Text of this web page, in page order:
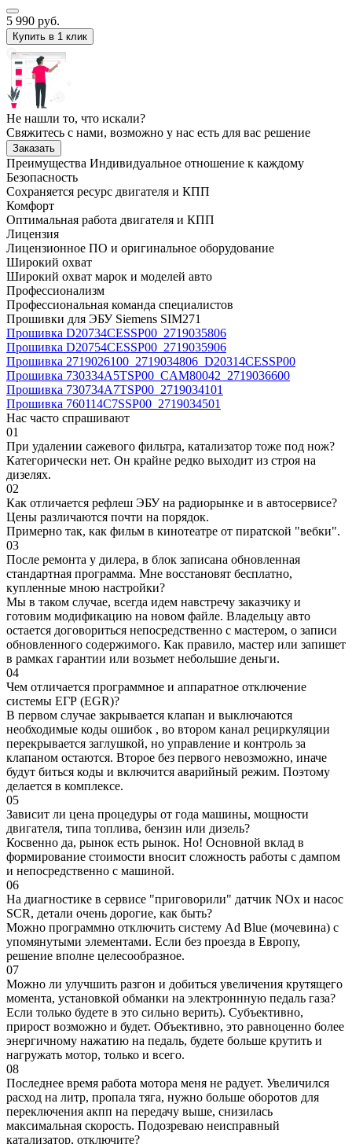
5 990 руб.
Купить в 1 клик
Не нашли то, что искали?
Свяжитесь с нами, возможно у нас есть для вас решение
Заказать
Преимущества Индивидуальное отношение к каждому
Безопасность
Сохраняется ресурс двигателя и КПП
Комфорт
Оптимальная работа двигателя и КПП
Лицензия
Лицензионное ПО и оригинальное оборудование
Широкий охват
Широкий охват марок и моделей авто
Профессионализм
Профессиональная команда специалистов
Прошивки для ЭБУ Siemens SIM271
Прошивка D20734CESSP00_2719035806
Прошивка D20754CESSP00_2719035906
Прошивка 2719026100_2719034806_D20314CESSP00
Прошивка 730334A5TSP00_CAM80042_2719036600
Прошивка 730734A7TSP00_2719034101
Прошивка 760114C7SSP00_2719034501
Нас часто спрашивают
01
При удалении сажевого фильтра, катализатор тоже под нож?
Категорически нет. Он крайне редко выходит из строя на
дизелях.
02
Как отличается рефлеш ЭБУ на радиорынке и в автосервисе?
Цены различаются почти на порядок.
Примерно так, как фильм в кинотеатре от пиратской "вебки".
03
После ремонта у дилера, в блок записана обновленная
стандартная программа. Мне восстановят бесплатно,
купленные мною настройки?
Мы в таком случае, всегда идем навстречу заказчику и
готовим модификацию на новом файле. Владельцу авто
остается договориться непосредственно с мастером, о записи
обновленного содержимого. Как правило, мастер или запишет
в рамках гарантии или возьмет небольшие деньги.
04
Чем отличается программное и аппаратное отключение
системы ЕГР (EGR)?
В первом случае закрывается клапан и выключаются
необходимые коды ошибок , во втором канал рециркуляции
перекрывается заглушкой, но управление и контроль за
клапаном остаются. Второе без первого невозможно, иначе
будут биться коды и включится аварийный режим. Поэтому
делается в комплексе.
05
Зависит ли цена процедуры от года машины, мощности
двигателя, типа топлива, бензин или дизель?
Косвенно да, рынок есть рынок. Но! Основной вклад в
формирование стоимости вносит сложность работы с дампом
и непосредственно с машиной.
06
На диагностике в сервисе "приговорили" датчик NOx и насос
SCR, детали очень дорогие, как быть?
Можно программно отключить систему Ad Blue (мочевина) с
упомянутыми элементами. Если без проезда в Европу,
решение вполне целесообразное.
07
Можно ли улучшить разгон и добиться увеличения крутящего
момента, установкой обманки на электроннную педаль газа?
Если только будете в это сильно верить). Субъективно,
прирост возможно и будет. Объективно, это равноценно более
энергичному нажатию на педаль, будете больше крутить и
нагружать мотор, только и всего.
08
Последнее время работа мотора меня не радует. Увеличился
расход на литр, пропала тяга, нужно больше оборотов для
переключения акпп на передачу выше, снизилась
максимальная скорость. Подозреваю неисправный
катализатор, отключите?